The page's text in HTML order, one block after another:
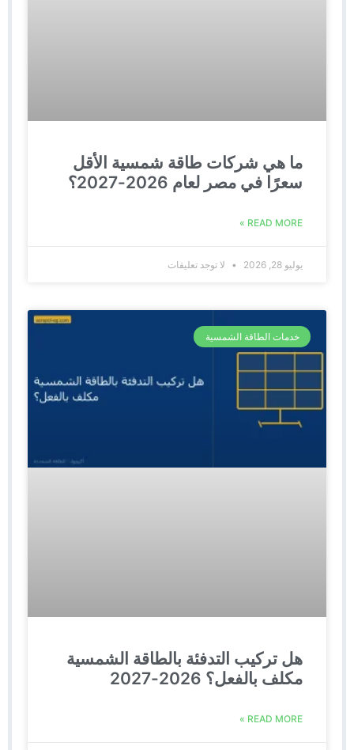
ما هي شركات طاقة شمسية الأقل
سعرًا في مصر لعام 2026-2027؟
READ MORE »
يوليو 28, 2026 لا توجد تعليقات
خدمات الطاقة الشمسية
هل تركيب التدفئة بالطاقة الشمسية
مكلف بالفعل؟ 2026-2027
READ MORE »